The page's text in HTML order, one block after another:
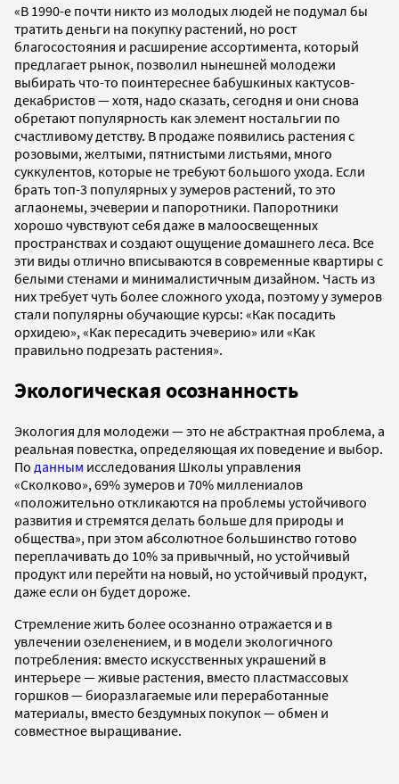
«В 1990-е почти никто из молодых людей не подумал бы
тратить деньги на покупку растений, но рост
благосостояния и расширение ассортимента, который
предлагает рынок, позволил нынешней молодежи
выбирать что-то поинтереснее бабушкиных кактусов-
декабристов — хотя, надо сказать, сегодня и они снова
обретают популярность как элемент ностальгии по
счастливому детству. В продаже появились растения с
розовыми, желтыми, пятнистыми листьями, много
суккулентов, которые не требуют большого ухода. Если
брать топ-3 популярных у зумеров растений, то это
аглаонемы, эчеверии и папоротники. Папоротники
хорошо чувствуют себя даже в малоосвещенных
пространствах и создают ощущение домашнего леса. Все
эти виды отлично вписываются в современные квартиры с
белыми стенами и минималистичным дизайном. Часть из
них требует чуть более сложного ухода, поэтому у зумеров
стали популярны обучающие курсы: «Как посадить
орхидею», «Как пересадить эчеверию» или «Как
правильно подрезать растения».
Экологическая осознанность
Экология для молодежи — это не абстрактная проблема, а
реальная повестка, определяющая их поведение и выбор.
По данным исследования Школы управления
«Сколково», 69% зумеров и 70% миллениалов
«положительно откликаются на проблемы устойчивого
развития и стремятся делать больше для природы и
общества», при этом абсолютное большинство готово
переплачивать до 10% за привычный, но устойчивый
продукт или перейти на новый, но устойчивый продукт,
даже если он будет дороже.
Стремление жить более осознанно отражается и в
увлечении озеленением, и в модели экологичного
потребления: вместо искусственных украшений в
интерьере — живые растения, вместо пластмассовых
горшков — биоразлагаемые или переработанные
материалы, вместо бездумных покупок — обмен и
совместное выращивание.